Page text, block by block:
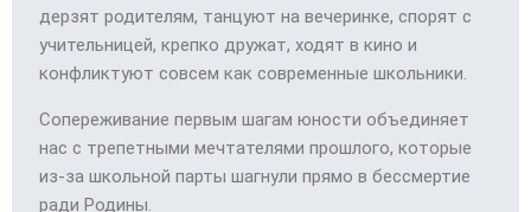
дерзят родителям, танцуют на вечеринке, спорят с
учительницей, крепко дружат, ходят в кино и
конфликтуют совсем как современные школьники.
Сопереживание первым шагам юности объединяет
нас с трепетными мечтателями прошлого, которые
из-за школьной парты шагнули прямо в бессмертие
ради Родины.